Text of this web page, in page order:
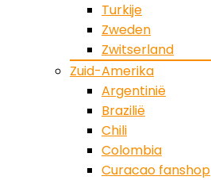
Turkije
Zweden
Zwitserland
Zuid-Amerika
Argentinië
Brazilië
Chili
Colombia
Curacao fanshop